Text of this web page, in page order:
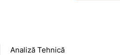
Analiză Tehnică